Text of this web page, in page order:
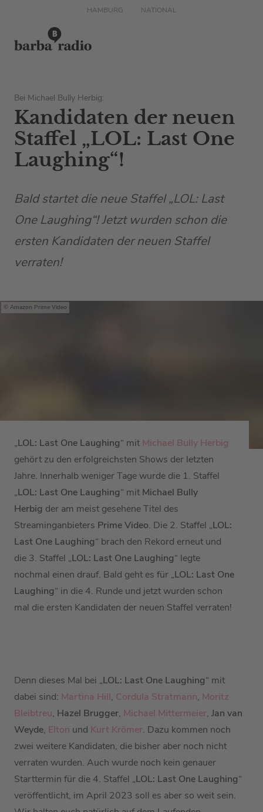
HAMBURG NATIONAL
Bei Michael Bully Herbig:
Kandidaten der neuen
Staffel „LOL: Last One
Laughing“!
Bald startet die neue Staffel „LOL: Last
One Laughing“! Jetzt wurden schon die
ersten Kandidaten der neuen Staffel
verraten!
Amazon Prime Video
„LOL: Last One Laughing“ mit Michael Bully Herbig
gehört zu den erfolgreichsten Shows der letzten
Jahre. Innerhalb weniger Tage wurde die 1. Staffel
„LOL: Last One Laughing“ mit Michael Bully
Herbig der am meist gesehene Titel des
Streaminganbieters Prime Video. Die 2. Staffel „LOL:
Last One Laughing“ brach den Rekord erneut und
die 3. Staffel „LOL: Last One Laughing“ legte
nochmal einen drauf. Bald geht es für „LOL: Last One
Laughing“ in die 4. Runde und jetzt wurden schon
mal die ersten Kandidaten der neuen Staffel verraten!
Denn dieses Mal bei „LOL: Last One Laughing“ mit
dabei sind: Martina Hill, Cordula Stratmann, Moritz
Bleibtreu, Hazel Brugger, Michael Mittermeier, Jan van
Weyde, Elton und Kurt Krömer. Dazu kommen noch
zwei weitere Kandidaten, die bisher aber noch nicht
verraten wurden. Auch wurde noch kein genauer
Starttermin für die 4. Staffel „LOL: Last One Laughing“
veröffentlicht, im April 2023 soll es aber so weit sein.